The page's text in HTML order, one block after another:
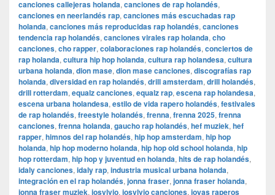
canciones callejeras holanda, canciones de rap holandés,
canciones en neerlandés rap, canciones más escuchadas rap
holanda, canciones más reproducidas rap holandés, canciones
tendencia rap holandés, canciones virales rap holanda, cho
canciones, cho rapper, colaboraciones rap holandés, conciertos de
rap holanda, cultura hip hop holanda, cultura rap holandesa, cultura
urbana holanda, dion mase, dion mase canciones, discografías rap
holanda, diversidad en rap holandés, drill amsterdam, drill holandés,
drill rotterdam, equalz canciones, equalz rap, escena rap holandesa,
escena urbana holandesa, estilo de vida rapero holandés, festivales
de rap holandés, freestyle holandés, frenna, frenna 2025, frenna
canciones, frenna holanda, gaucho rap holandés, hef muziek, hef
rapper, himnos del rap holandés, hip hop amsterdam, hip hop
holanda, hip hop moderno holanda, hip hop old school holanda, hip
hop rotterdam, hip hop y juventud en holanda, hits de rap holandés,
idaly canciones, idaly rap, industria musical urbana holanda,
integración en el rap holandés, jonna fraser, jonna fraser holanda,
jonna fraser muziek, josylvio, josylvio canciones, joyas raperos